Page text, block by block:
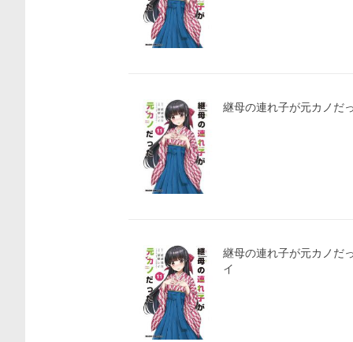
継母の連れ子が元カノ
継母の連れ子が元カノだ
イ